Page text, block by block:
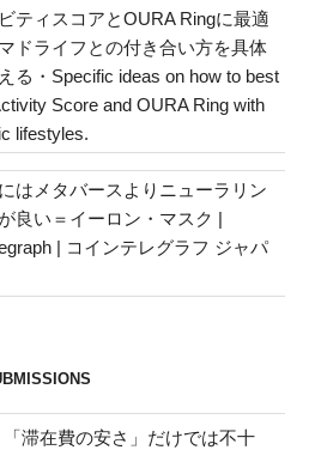
ティスコアとOURA Ringに最適
ドライフとの付き合い方を具体
る・Specific ideas on how to best
Score and OURA Ring with
lifestyles.
はメタバースよりニューラリン
良い＝イーロン・マスク |
| コインテレグラフ ジャパ
「滞在費の安さ」だけでは不十